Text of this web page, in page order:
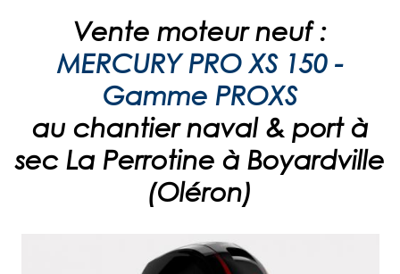
Vente moteur neuf :
MERCURY PRO XS 150 -
Gamme PROXS
au chantier naval & port à
sec La Perrotine à Boyardville
(Oléron)